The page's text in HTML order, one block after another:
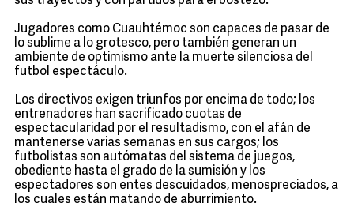
Jugadores como Cuauhtémoc son capaces de pasar de
lo sublime a lo grotesco, pero también generan un
ambiente de optimismo ante la muerte silenciosa del
futbol espectáculo.
Los directivos exigen triunfos por encima de todo; los
entrenadores han sacrificado cuotas de
espectacularidad por el resultadismo, con el afán de
mantenerse varias semanas en sus cargos; los
futbolistas son autómatas del sistema de juegos,
obediente hasta el grado de la sumisión y los
espectadores son entes descuidados, menospreciados, a
los cuales están matando de aburrimiento.